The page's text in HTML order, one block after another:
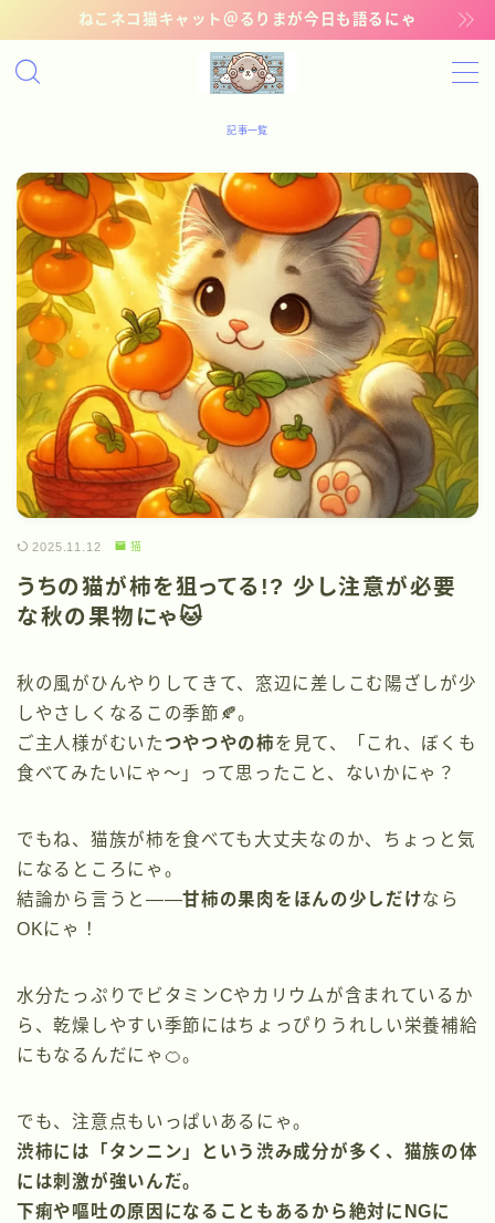
ねこネコ猫キャット＠るりまが今日も語るにゃ
MENU
管理猫ギャラリー
お問い合わせ
記事一覧
2025.11.12 猫
うちの猫が柿を狙ってる!? 少し注意が必要
な秋の果物にゃ🐱
秋の風がひんやりしてきて、窓辺に差しこむ陽ざしが少
しやさしくなるこの季節🍂。
ご主人様がむいた つやつやの柿を見て、「これ、ぼくも
食べてみたいにゃ〜」って思ったこと、ないかにゃ？
でもね、猫族が柿を食べても大丈夫なのか、ちょっと気
になるところにゃ。
結論から言うと――甘柿の果肉をほんの少しだけなら
OKにゃ！
水分たっぷりでビタミンCやカリウムが含まれているか
ら、乾燥しやすい季節にはちょっぴりうれしい栄養補給
にもなるんだにゃ🍊。
でも、注意点もいっぱいあるにゃ。
渋柿には「タンニン」という渋み成分が多く、猫族の体
には刺激が強いんだ。
下痢や嘔吐の原因になることもあるから絶対にNGに